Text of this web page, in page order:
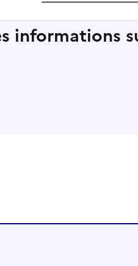
informations